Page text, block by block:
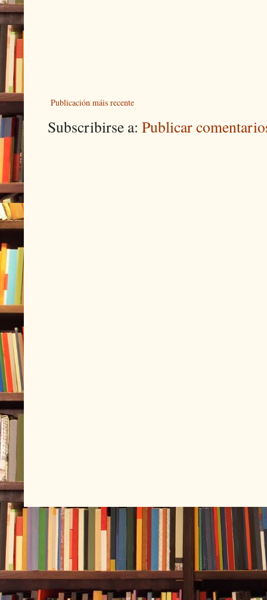
Publicación máis recente
Subscribirse a: Publicar